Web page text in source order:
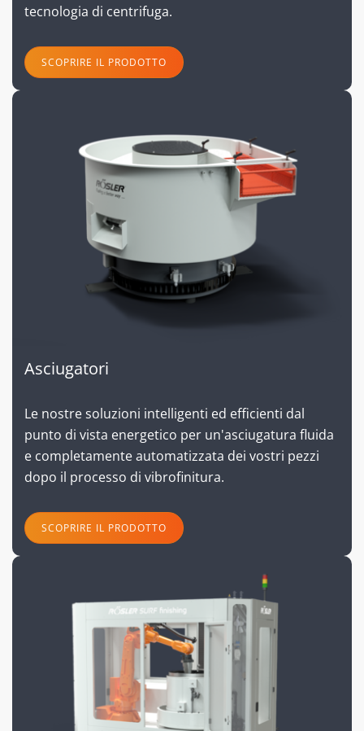
tecnologia di centrifuga.
SCOPRIRE IL PRODOTTO
Asciugatori
Le nostre soluzioni intelligenti ed efficienti dal
punto di vista energetico per un'asciugatura fluida
e completamente automatizzata dei vostri pezzi
dopo il processo di vibrofinitura.
SCOPRIRE IL PRODOTTO